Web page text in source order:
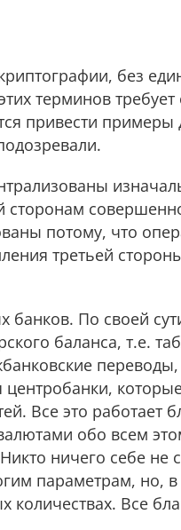
без
терминов
привести примеры
сторонам
потому, что
третьей
банков. По своей
баланса, т.е.
центробанки,
Все это работает
обо всем
ничего себе не
параметрам, но, в
количествах. Все